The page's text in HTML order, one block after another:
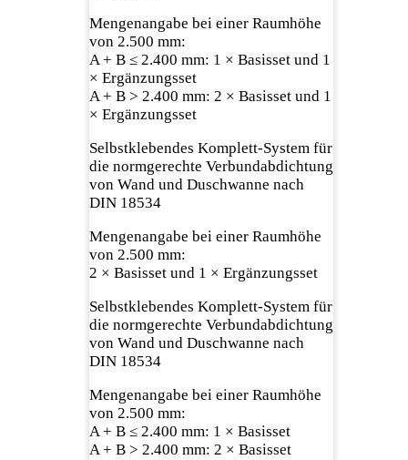
Mengenangabe bei einer Raumhöhe
von 2.500 mm:
A + B ≤ 2.400 mm: 1 × Basisset und 1
× Ergänzungsset
A + B > 2.400 mm: 2 × Basisset und 1
× Ergänzungsset
Selbstklebendes Komplett-System für
die normgerechte Verbundabdichtung
von Wand und Duschwanne nach
DIN 18534
Mengenangabe bei einer Raumhöhe
von 2.500 mm:
2 × Basisset und 1 × Ergänzungsset
Selbstklebendes Komplett-System für
die normgerechte Verbundabdichtung
von Wand und Duschwanne nach
DIN 18534
Mengenangabe bei einer Raumhöhe
von 2.500 mm:
A + B ≤ 2.400 mm: 1 × Basisset
A + B > 2.400 mm: 2 × Basisset